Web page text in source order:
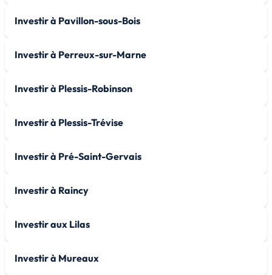
Investir à Pavillon-sous-Bois
Investir à Perreux-sur-Marne
Investir à Plessis-Robinson
Investir à Plessis-Trévise
Investir à Pré-Saint-Gervais
Investir à Raincy
Investir aux Lilas
Investir à Mureaux